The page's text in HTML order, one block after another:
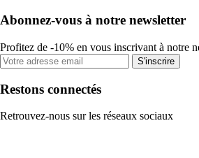
Abonnez-vous à notre newsletter
Profitez de -10% en vous inscrivant à notre
S'inscrire
Restons connectés
Retrouvez-nous sur les réseaux sociaux